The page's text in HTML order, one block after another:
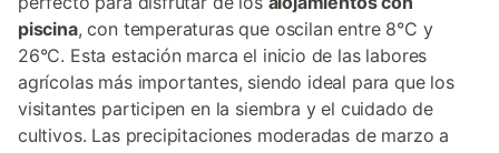
piscina, con temperaturas que oscilan entre 8°C y
26°C. Esta estación marca el inicio de las labores
agrícolas más importantes, siendo ideal para que los
visitantes participen en la siembra y el cuidado de
cultivos. Las precipitaciones moderadas de marzo a